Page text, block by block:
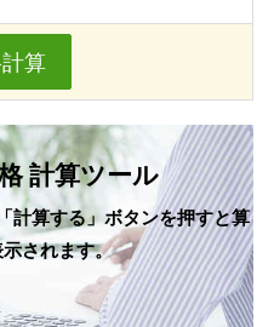
算
計算ツール
計算する」ボタンを押すと算
されます。